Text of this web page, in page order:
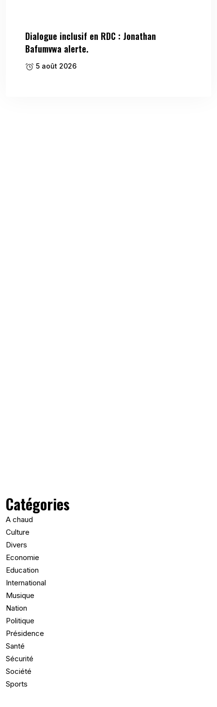
Dialogue inclusif en RDC : Jonathan
Bafumvwa alerte.
5 août 2026
Catégories
A chaud
Culture
Divers
Economie
Education
International
Musique
Nation
Politique
Présidence
Santé
Sécurité
Société
Sports